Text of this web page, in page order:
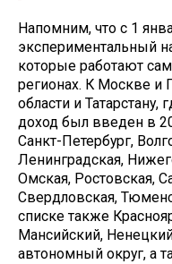
Напомним, что с 1
экспериментальный
которые работают
регионах. К Москве
области и
доход был введен в
Санкт-Петербург,
Ленинградская,
Омская, Ростовская,
Свердловская,
списке также
Мансийский,
автономный округ, а